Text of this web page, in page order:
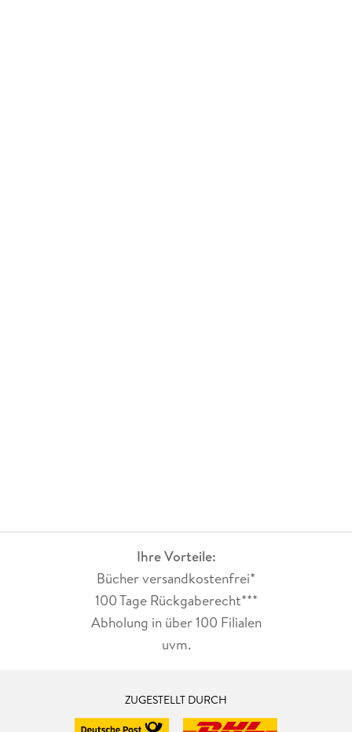
Ihre Vorteile:
Bücher versandkostenfrei*
100 Tage Rückgaberecht***
Abholung in über 100 Filialen
uvm.
ZUGESTELLT DURCH